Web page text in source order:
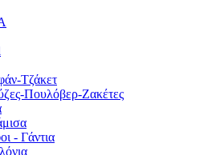
Τζάκετ
Πουλόβερ-Ζακέτες
- Γάντια